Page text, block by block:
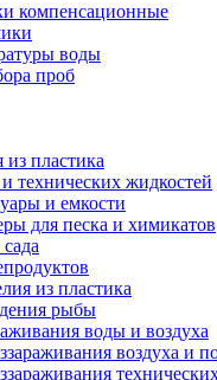
компенсационные
воды
проб
пластика
технических жидкостей
и емкости
для песка и химикатов
из пластика
рыбы
воды и воздуха
воздуха и